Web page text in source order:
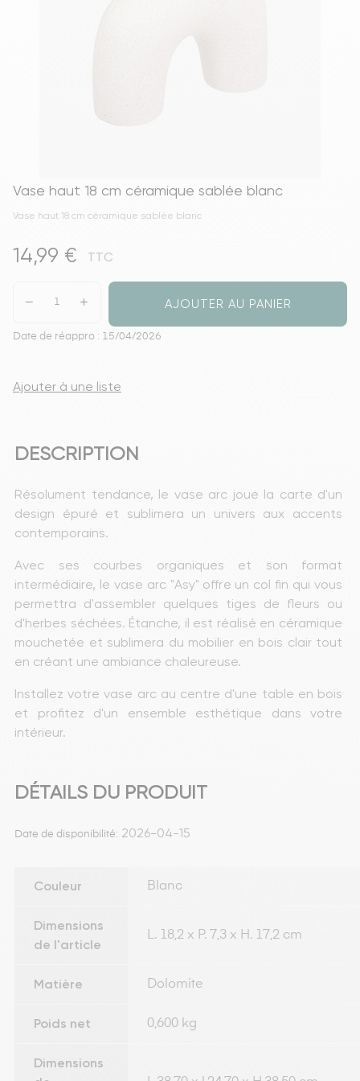
Vase haut 18 cm céramique sablée blanc
Vase haut 18 cm céramique sablée blanc
14,99 € TTC
AJOUTER AU PANIER
Date de réappro : 15/04/2026
Ajouter à une liste
DESCRIPTION
Résolument tendance, le vase arc joue la carte d'un
design épuré et sublimera un univers aux accents
contemporains.
Avec ses courbes organiques et son format
intermédiaire, le vase arc "Asy" offre un col fin qui vous
permettra d'assembler quelques tiges de fleurs ou
d'herbes séchées. Étanche, il est réalisé en céramique
mouchetée et sublimera du mobilier en bois clair tout
en créant une ambiance chaleureuse.
Installez votre vase arc au centre d'une table en bois
et profitez d'un ensemble esthétique dans votre
intérieur.
DÉTAILS DU PRODUIT
Date de disponibilité: 2026-04-15
Couleur Blanc
Dimensions
de l'article
L. 18,2 x P. 7,3 x H. 17,2 cm
Matière Dolomite
Poids net 0,600 kg
Dimensions